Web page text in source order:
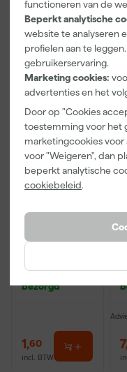
functioneren van de
Beperkt analytische
website te analyseren
profielen aan te
gebruikerservaring.
Marketing cookies:
advertenties en het
Door op "Cookies
toestemming voor het
marketingcookies
voor "Weigeren", dan
beperkt analytische
cookiebeleid.
3,99
incl. BTW
Onze Top 10
schuurblok
Morgen
bezorgd
1,60
incl. BTW
7